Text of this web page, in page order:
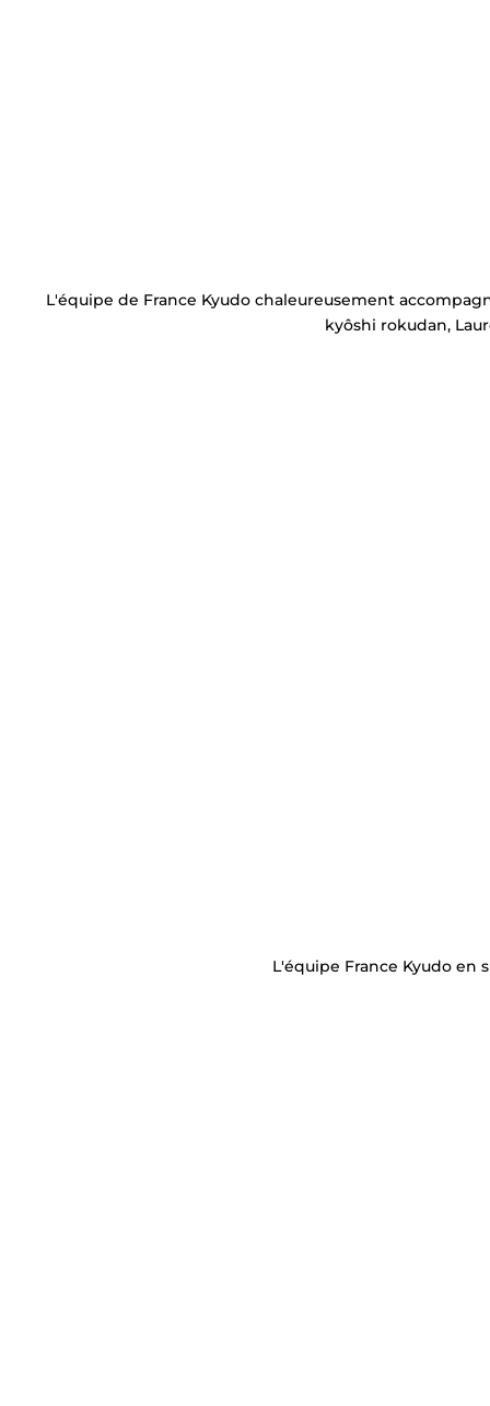
L'équipe de France Kyudo chaleureusement
kyôshi rokudan,
L'équipe France Kyudo